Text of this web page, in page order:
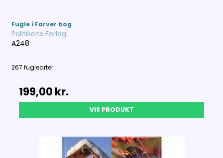
Fugle i Farver bog
Politikens Forlag
A248
267 fuglearter
199,00 kr.
VIS PRODUKT